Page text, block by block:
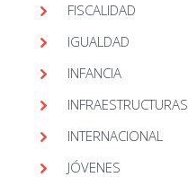
FISCALIDAD
IGUALDAD
INFANCIA
INFRAESTRUCTURAS
INTERNACIONAL
JÓVENES